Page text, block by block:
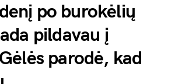
po burokėlių
pildavau į
parodė, kad